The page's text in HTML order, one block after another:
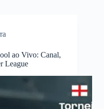
ao Vivo: Canal,
League